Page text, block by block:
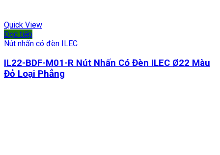
Quick View
Đọc tiếp
Nút nhấn có đèn ILEC
IL22-BDF-M01-R Nút Nhấn Có Đèn ILEC Ø22 Màu
Đỏ Loại Phẳng